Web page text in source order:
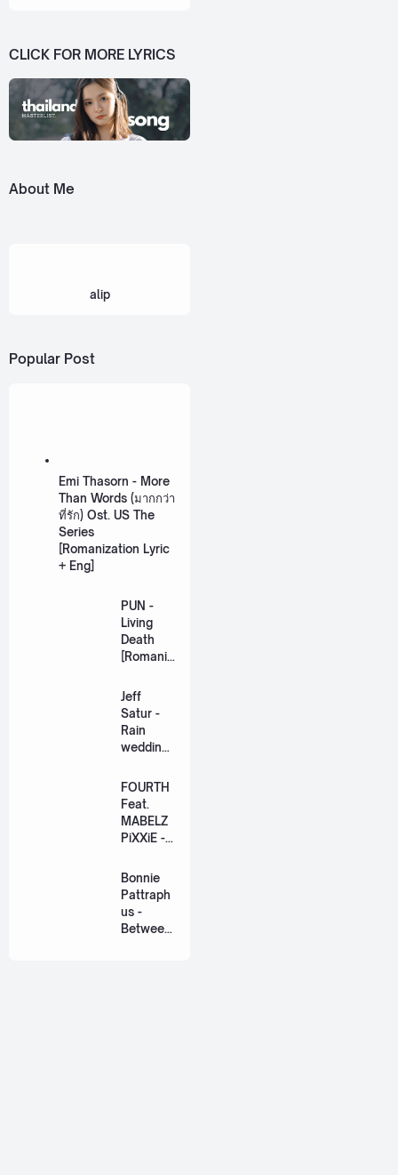
CLICK FOR MORE LYRICS
About Me
alip
Popular Post
Emi Thasorn - More
Than Words (มากกว่า
ที่รัก) Ost. US The
Series
[Romanization Lyric
+ Eng]
PUN -
Living
Death
[Romaniz
Lyric +
Eng]
Jeff
Satur -
Rain
wedding
วิวาห์)
Ost. The
Paradise
of Thorns
Lyric +
Eng]
FOURTH
Feat.
MABELZ
PiXXiE -
Side
[Romaniz
Lyric +
Bonnie
Pattraph
us -
Between